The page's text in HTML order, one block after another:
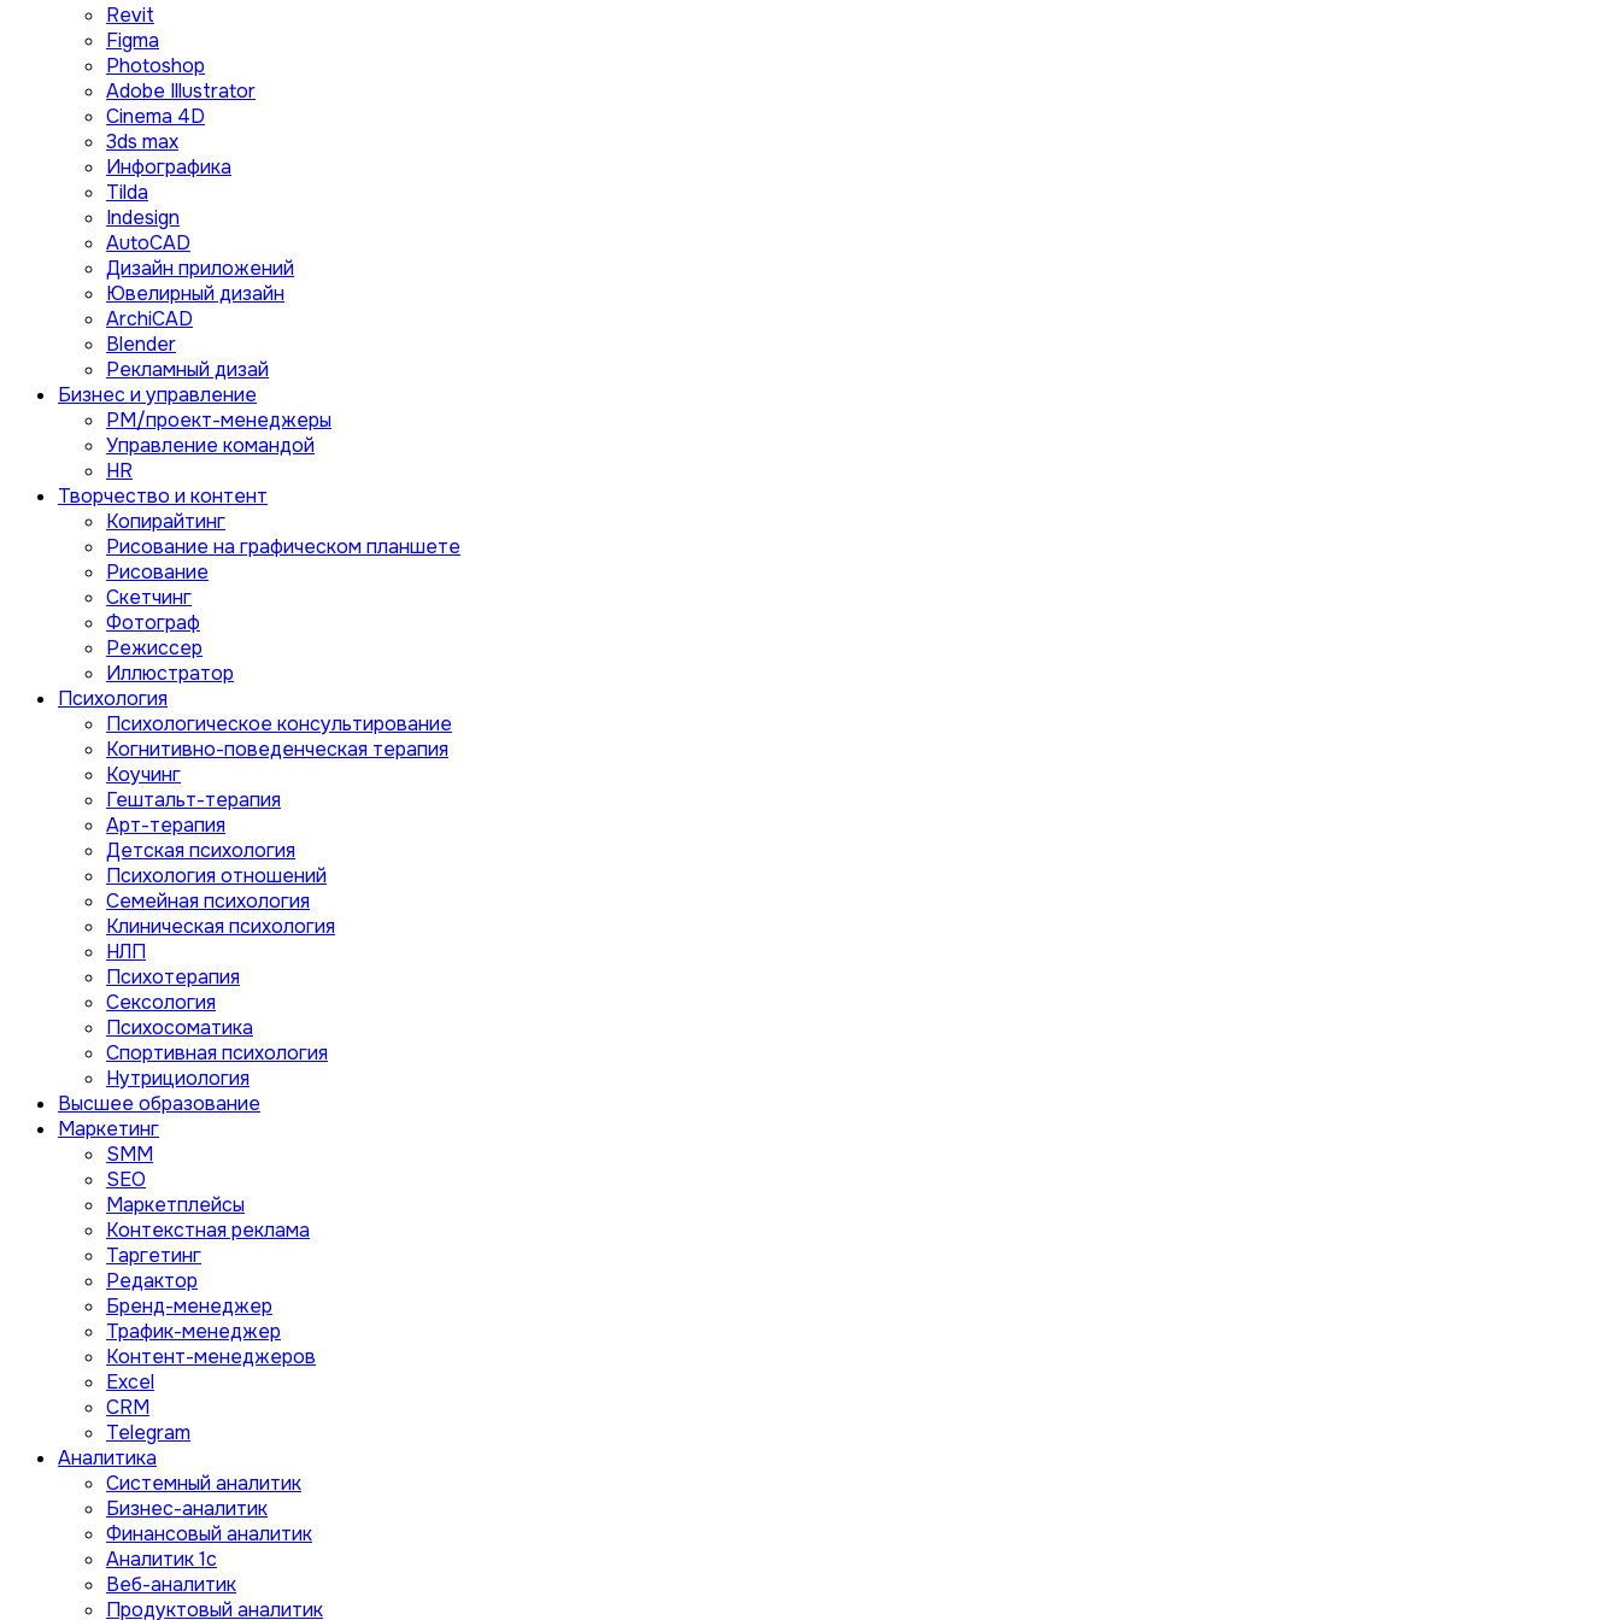
Revit
Figma
Photoshop
Adobe Illustrator
Сinema 4D
3ds max
Инфографика
Tilda
Indesign
AutoCAD
Дизайн приложений
Ювелирный дизайн
ArchiCAD
Blender
Рекламный дизай
Бизнес и управление
PM/проект-менеджеры
Управление командой
HR
Творчество и контент
Копирайтинг
Рисование на графическом планшете
Рисование
Скетчинг
Фотограф
Режиссер
Иллюстратор
Психология
Психологическое консультирование
Когнитивно-поведенческая терапия
Коучинг
Гештальт-терапия
Арт-терапия
Детская психология
Психология отношений
Семейная психология
Клиническая психология
НЛП
Психотерапия
Сексология
Психосоматика
Спортивная психология
Нутрициология
Высшее образование
Маркетинг
SMM
SEO
Маркетплейсы
Контекстная реклама
Таргетинг
Редактор
Бренд-менеджер
Трафик-менеджер
Контент-менеджеров
Excel
CRM
Telegram
Аналитика
Системный аналитик
Бизнес-аналитик
Финансовый аналитик
Aналитик 1с
Веб-аналитик
Продуктовый аналитик